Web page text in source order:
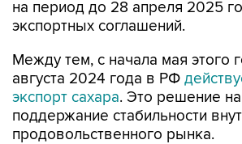
на период до 28 апреля 2025
экспортных соглашений.
Между тем, с начала мая этого
августа 2024 года в РФ
экспорт сахара. Это решение
поддержание стабильности
продовольственного рынка.